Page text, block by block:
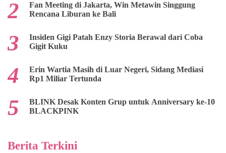
Fan Meeting di Jakarta, Win Metawin Singgung
Rencana Liburan ke Bali
Insiden Gigi Patah Enzy Storia Berawal dari Coba
Gigit Kuku
Erin Wartia Masih di Luar Negeri, Sidang Mediasi
Rp1 Miliar Tertunda
BLINK Desak Konten Grup untuk Anniversary ke-10
BLACKPINK
Berita Terkini